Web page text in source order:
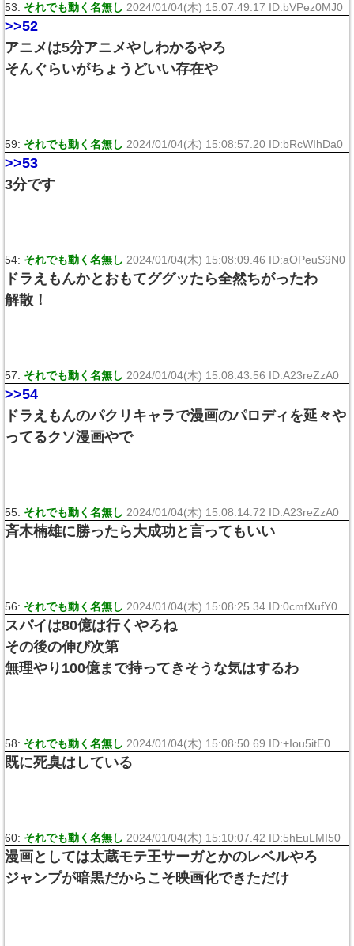
53: それでも動く名無し 2024/01/04(木) 15:07:49.17 ID:bVPez0MJ0
>>52
アニメは5分アニメやしわかるやろ
そんぐらいがちょうどいい存在や
59: それでも動く名無し 2024/01/04(木) 15:08:57.20 ID:bRcWIhDa0
>>53
3分です
54: それでも動く名無し 2024/01/04(木) 15:08:09.46 ID:aOPeuS9N0
ドラえもんかとおもてググッたら全然ちがったわ
解散！
57: それでも動く名無し 2024/01/04(木) 15:08:43.56 ID:A23reZzA0
>>54
ドラえもんのパクリキャラで漫画のパロディを延々や
ってるクソ漫画やで
55: それでも動く名無し 2024/01/04(木) 15:08:14.72 ID:A23reZzA0
斉木楠雄に勝ったら大成功と言ってもいい
56: それでも動く名無し 2024/01/04(木) 15:08:25.34 ID:0cmfXufY0
スパイは80億は行くやろね
その後の伸び次第
無理やり100億まで持ってきそうな気はするわ
58: それでも動く名無し 2024/01/04(木) 15:08:50.69 ID:+Iou5itE0
既に死臭はしている
60: それでも動く名無し 2024/01/04(木) 15:10:07.42 ID:5hEuLMI50
漫画としては太蔵モテ王サーガとかのレベルやろ
ジャンプが暗黒だからこそ映画化できただけ